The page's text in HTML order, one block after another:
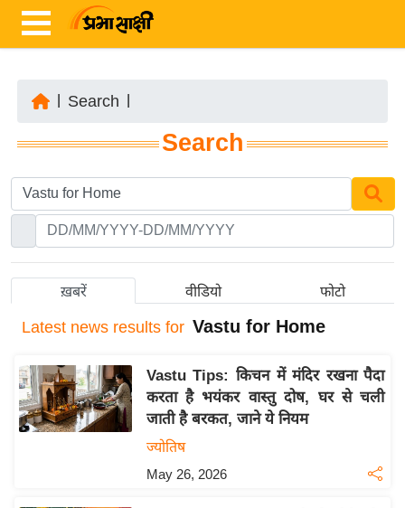
ज़ा
ख
र
ष्ट्री
अं
र्रा
ष्ट्री
य
Search
Search
ख़बरें वीडियो फोटो
Latest news results for Vastu for Home
Vastu Tips: किचन में मंदिर रखना पैदा
करता है भयंकर वास्तु दोष, घर से चली
जाती है बरकत, जाने ये नियम
ज्योतिष
May 26, 2026